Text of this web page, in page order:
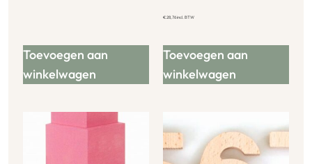
Toevoegen aan
winkelwagen
€28,76incl. BTW
Toevoegen aan
winkelwagen